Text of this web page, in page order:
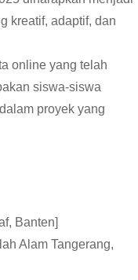
kreatif, adaptif, dan
online yang telah
siswa-siswa
proyek yang
Banten]
Alam Tangerang,